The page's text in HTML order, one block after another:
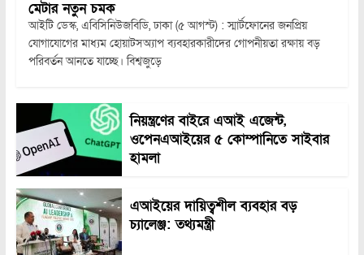
মেটার নতুন চমক
আইটি ডেস্ক, এবিসিনিউজবিডি, ঢাকা (৫ আগস্ট) : স্মার্টফোনের জনপ্রিয়
যোগাযোগের মাধ্যম হোয়াটসঅ্যাপ ব্যবহারকারীদের গোপনীয়তা রক্ষায় বড়
পরিবর্তন আনতে যাচ্ছে। বিশ্বজুড়ে
নিয়ন্ত্রণের বাইরে এআই এজেন্ট,
ওপেনএআইয়ের ৫ কোম্পানিতে সাইবার
হামলা
এআইয়ের দায়িত্বশীল ব্যবহার বড়
চ্যালেঞ্জ: তথ্যমন্ত্রী